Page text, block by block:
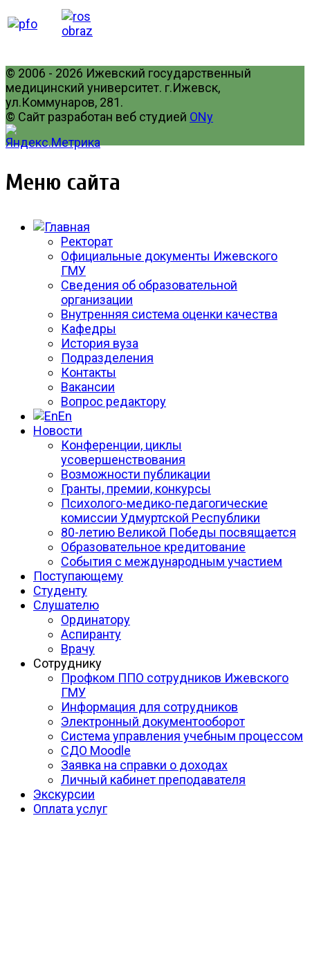
© 2006 - 2026 Ижевский государственный
медицинский университет. г.Ижевск,
ул.Коммунаров, 281.
© Сайт разработан веб студией ONy
Меню сайта
Ректорат
Официальные документы Ижевского
ГМУ
Сведения об образовательной
организации
Внутренняя система оценки качества
Кафедры
История вуза
Подразделения
Контакты
Вакансии
Вопрос редактору
En
Новости
Конференции, циклы
усовершенствования
Возможности публикации
Гранты, премии, конкурсы
Психолого-медико-педагогические
комиссии Удмуртской Республики
80-летию Великой Победы посвящается
Образовательное кредитование
События с международным участием
Поступающему
Студенту
Слушателю
Ординатору
Аспиранту
Врачу
Сотруднику
Профком ППО сотрудников Ижевского
ГМУ
Информация для сотрудников
Электронный документооборот
Система управления учебным процессом
СДО Moodle
Заявка на справки о доходах
Личный кабинет преподавателя
Экскурсии
Оплата услуг